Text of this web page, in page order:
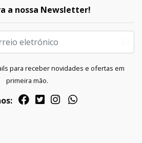
a nossa Newsletter!
para receber novidades e ofertas em
primeira mão.